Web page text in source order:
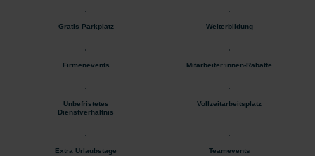
Gratis Parkplatz Weiterbildung
Firmenevents Mitarbeiter:innen-Rabatte
Unbefristetes
Dienstverhältnis
Vollzeitarbeitsplatz
Extra Urlaubstage Teamevents